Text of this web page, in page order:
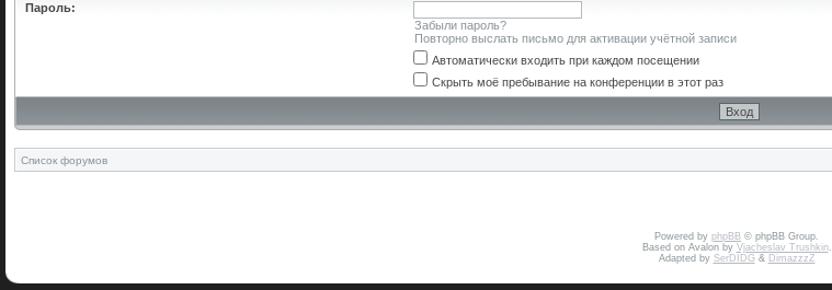
Пароль:
Забыли пароль?
Повторно выслать письмо для активации учётной записи
Автоматически входить при каждом посещении
Скрыть моё пребывание на конференции в этот раз
Список форумов
Powered by phpBB © phpBB Group.
Based on Avalon by Vjacheslav Trushkin.
Adapted by SerDIDG& DimazzzZ